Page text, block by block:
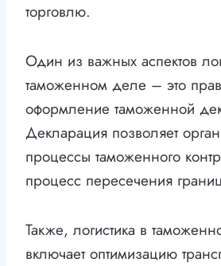
торговлю.
Один из важных аспектов
таможенном деле – это
оформление таможенной
Декларация позволяет
процессы таможенного
процесс пересечения
Также, логистика в
включает оптимизацию